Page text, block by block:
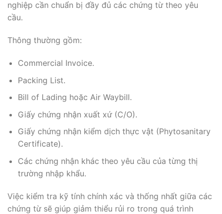
nghiệp cần chuẩn bị đầy đủ các chứng từ theo yêu
cầu.
Thông thường gồm:
Commercial Invoice.
Packing List.
Bill of Lading hoặc Air Waybill.
Giấy chứng nhận xuất xứ (C/O).
Giấy chứng nhận kiểm dịch thực vật (Phytosanitary
Certificate).
Các chứng nhận khác theo yêu cầu của từng thị
trường nhập khẩu.
Việc kiểm tra kỹ tính chính xác và thống nhất giữa các
chứng từ sẽ giúp giảm thiểu rủi ro trong quá trình